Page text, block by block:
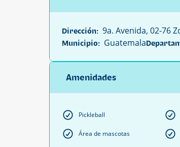
Dirección: 9a. Avenida, 02-76
Municipio: Guatemala
Amenidades
Pickleball
Área de mascotas